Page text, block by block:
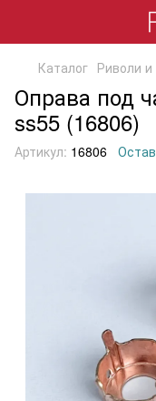
Каталог Риволи
Оправа под
ss55 (16806)
Артикул: 16806